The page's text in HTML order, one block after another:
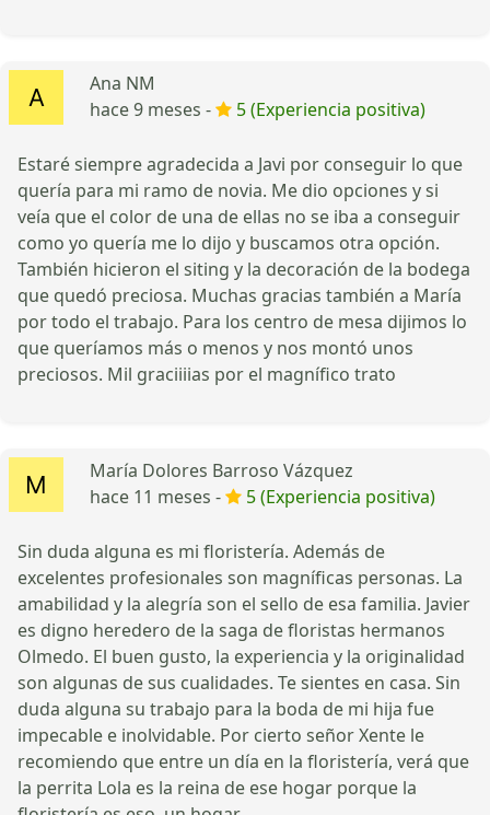
Ana NM
hace 9 meses -
5 (Experiencia positiva)
Estaré siempre agradecida a Javi por conseguir lo que
quería para mi ramo de novia. Me dio opciones y si
veía que el color de una de ellas no se iba a conseguir
como yo quería me lo dijo y buscamos otra opción.
También hicieron el siting y la decoración de la bodega
que quedó preciosa. Muchas gracias también a María
por todo el trabajo. Para los centro de mesa dijimos lo
que queríamos más o menos y nos montó unos
preciosos. Mil graciiiias por el magnífico trato
María Dolores Barroso Vázquez
hace 11 meses -
5 (Experiencia positiva)
Sin duda alguna es mi floristería. Además de
excelentes profesionales son magníficas personas. La
amabilidad y la alegría son el sello de esa familia. Javier
es digno heredero de la saga de floristas hermanos
Olmedo. El buen gusto, la experiencia y la originalidad
son algunas de sus cualidades. Te sientes en casa. Sin
duda alguna su trabajo para la boda de mi hija fue
impecable e inolvidable. Por cierto señor Xente le
recomiendo que entre un día en la floristería, verá que
la perrita Lola es la reina de ese hogar porque la